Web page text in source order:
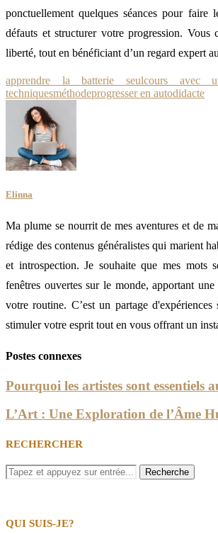
ponctuellement quelques séances pour faire
défauts et structurer votre progression. Vous
liberté, tout en bénéficiant d’un regard expert
apprendre la batterie seulcours avec
techniquesméthodeprogresser en autodidacte
Elinna
Ma plume se nourrit de mes aventures et de
rédige des contenus généralistes qui marient
et introspection. Je souhaite que mes mots
fenêtres ouvertes sur le monde, apportant
votre routine. C’est un partage d'expériences
stimuler votre esprit tout en vous offrant un
Postes connexes
Pourquoi les artistes sont essentiels
L’Art : Une Exploration de l’Âme
RECHERCHER
QUI SUIS-JE?